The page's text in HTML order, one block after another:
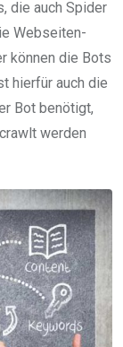
die auch Spider
Webseiten-
können die Bots
hierfür auch die
Bot benötigt,
werden